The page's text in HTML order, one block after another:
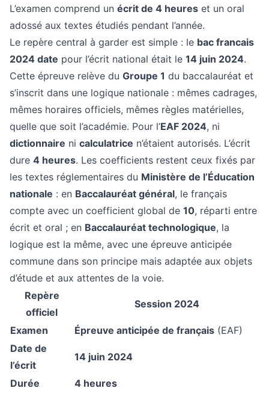
L’examen comprend un écrit de 4 heures et un oral
adossé aux textes étudiés pendant l’année.
Le repère central à garder est simple : le bac francais
2024 date pour l’écrit national était le 14 juin 2024.
Cette épreuve relève du Groupe 1 du baccalauréat et
s’inscrit dans une logique nationale : mêmes cadrages,
mêmes horaires officiels, mêmes règles matérielles,
quelle que soit l’académie. Pour l’EAF 2024, ni
dictionnaire ni calculatrice n’étaient autorisés. L’écrit
dure 4 heures. Les coefficients restent ceux fixés par
les textes réglementaires du Ministère de l’Éducation
nationale : en Baccalauréat général, le français
compte avec un coefficient global de 10, réparti entre
écrit et oral ; en Baccalauréat technologique, la
logique est la même, avec une épreuve anticipée
commune dans son principe mais adaptée aux objets
d’étude et aux attentes de la voie.
Repère
officiel
Session 2024
Examen Épreuve anticipée de français (EAF)
Date de
l’écrit
14 juin 2024
Durée
4 heures